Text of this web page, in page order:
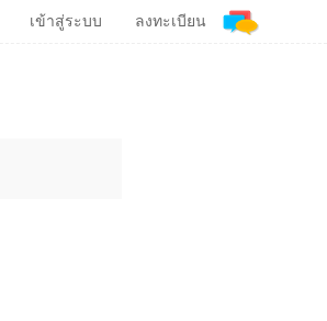
เข้าสู่ระบบ ลงทะเบียน